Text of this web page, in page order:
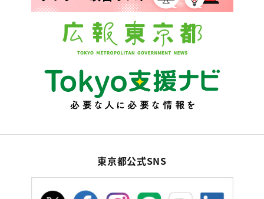
東京都公式SNS